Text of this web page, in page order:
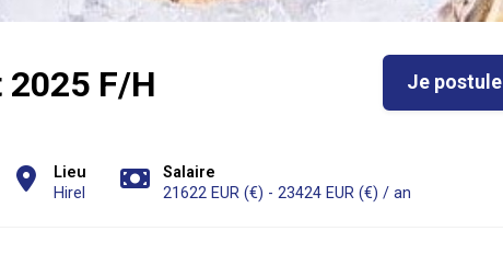
F/H Je postule
Lieu
Hirel
Salaire
21622 EUR (€) - 23424 EUR (€) / an